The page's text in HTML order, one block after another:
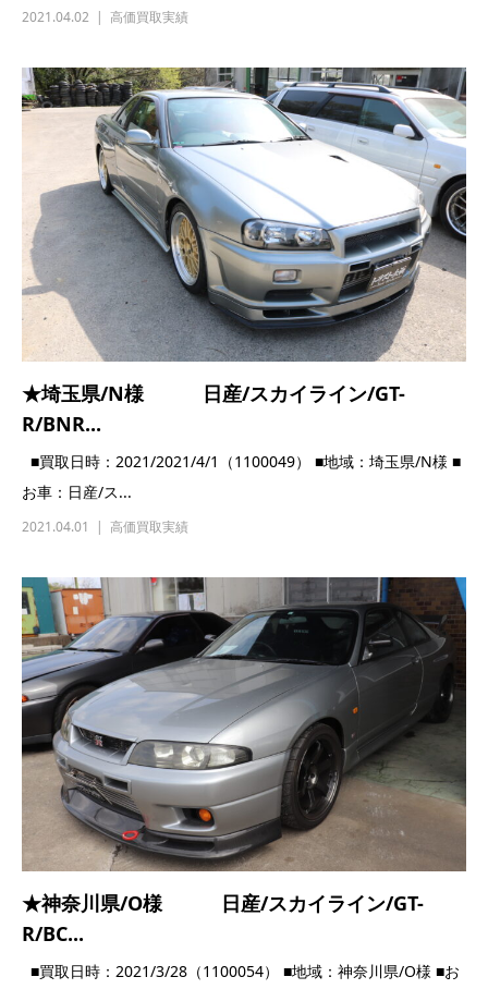
★埼玉県/T様 トヨタ/アリスト/JZS160
■買取日時：2021/3/20（2100024） ■地域：埼玉県/T様 ■お
車：トヨタ/アリスト...
2021.03.20 高価買取実績
★千葉県/W様 日産/スカイライン/GT-
R/BNR...
■買取日時：2021/2021/3/20（1100036） ■地域：千葉県/W様
■お車：日産/...
2021.03.20 高価買取実績